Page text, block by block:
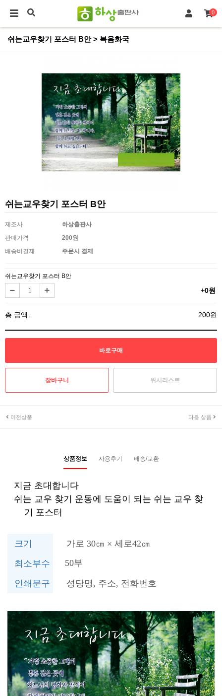
0
쉬는교우찾기 포스터 B안 > 복음화국
쉬는교우찾기 포스터 B안
제조사
하상출판사
판매가격
200원
배송비결제
주문시 결제
쉬는교우찾기 포스터 B안
+0원
총 금액 : 200원
위시리스트
이전상품 다음 상품
상품정보 사용후기 배송/교환
지금 초대합니다
쉬는 교우 찾기 운동에 도움이 되는 쉬는 교우 찾
기 포스터
크기 가로 30㎝ ×세로42㎝
최소부수
50부
인쇄문구 성당명, 주소, 전화번호